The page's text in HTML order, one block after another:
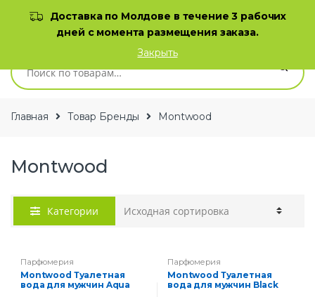
Главная Товар Бренды Montwood
Montwood
Категории
Парфюмерия
Montwood Туалетная
вода для мужчин Aqua
Парфюмерия
Montwood Туалетная
вода для мужчин Black
Доставка по Молдове в течение 3 рабочих
дней с момента размещения заказа.
Закрыть